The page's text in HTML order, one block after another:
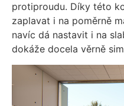
protiproudu. Díky této
zaplavat i na poměrně
navíc dá nastavit i na
dokáže docela věrně